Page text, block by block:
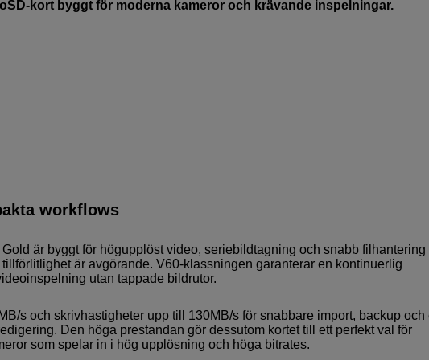
kort byggt för moderna kameror och krävande inspelningar.
workflows
är byggt för högupplöst video, seriebildtagning och snabb filhantering
är avgörande. V60-klassningen garanterar en kontinuerlig
utan tappade bildrutor.
s och skrivhastigheter upp till 130MB/s för snabbare import, backup och
Den höga prestandan gör dessutom kortet till ett perfekt val för
som spelar in i hög upplösning och höga bitrates.